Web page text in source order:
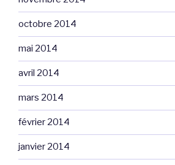
octobre 2014
mai 2014
avril 2014
mars 2014
février 2014
janvier 2014